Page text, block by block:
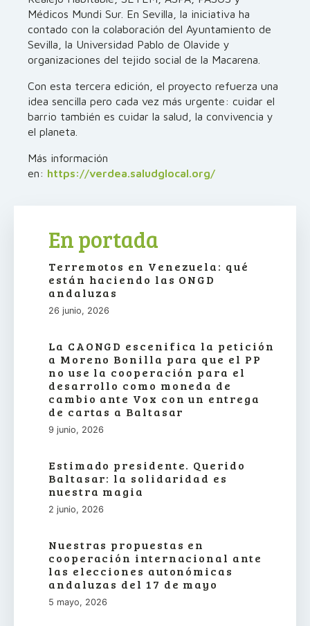
Médicos Mundi Sur. En Sevilla, la iniciativa ha
contado con la colaboración del Ayuntamiento de
Sevilla, la Universidad Pablo de Olavide y
organizaciones del tejido social de la Macarena.
Con esta tercera edición, el proyecto refuerza una
idea sencilla pero cada vez más urgente: cuidar el
barrio también es cuidar la salud, la convivencia y
el planeta.
Más información
en: https://verdea.saludglocal.org/
En portada
Terremotos en Venezuela: qué
están haciendo las ONGD
andaluzas
26 junio, 2026
La CAONGD escenifica la petición
a Moreno Bonilla para que el PP
no use la cooperación para el
desarrollo como moneda de
cambio ante Vox con un entrega
de cartas a Baltasar
9 junio, 2026
Estimado presidente. Querido
Baltasar: la solidaridad es
nuestra magia
2 junio, 2026
Nuestras propuestas en
cooperación internacional ante
las elecciones autonómicas
andaluzas del 17 de mayo
5 mayo, 2026